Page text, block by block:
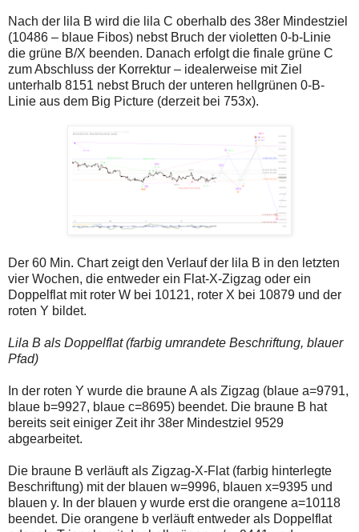
bitte
ich
um
Kontaktaufnahme
per
Mail
robbys-
elliottwellen@online.de.
Plattform
wallstreet-
online.de
verfügbar.
Nach der lila B wird die lila C oberhalb des 38er Mindestziel
(10486 – blaue Fibos) nebst Bruch der violetten 0-b-Linie
die grüne B/X beenden. Danach erfolgt die finale grüne C
zum Abschluss der Korrektur – idealerweise mit Ziel
unterhalb 8151 nebst Bruch der unteren hellgrünen 0-B-
Linie aus dem Big Picture (derzeit bei 753x).
Der 60 Min. Chart zeigt den Verlauf der lila B in den letzten
vier Wochen, die entweder ein Flat-X-Zigzag oder ein
Doppelflat mit roter W bei 10121, roter X bei 10879 und der
roten Y bildet.
Lila B als Doppelflat (farbig umrandete Beschriftung, blauer
Pfad)
In der roten Y wurde die braune A als Zigzag (blaue a=9791,
blaue b=9927, blaue c=8695) beendet. Die braune B hat
bereits seit einiger Zeit ihr 38er Mindestziel 9529
abgearbeitet.
Die braune B verläuft als Zigzag-X-Flat (farbig hinterlegte
Beschriftung) mit der blauen w=9996, blauen x=9395 und
blauen y. In der blauen y wurde erst die orangene a=10118
beendet. Die orangene b verläuft entweder als Doppelflat